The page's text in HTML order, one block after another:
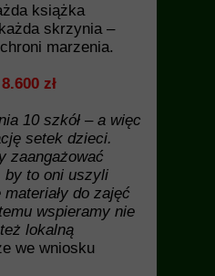
książka
skrzynia –
marzenia.
8.600 zł
10 szkół – a więc
setek dzieci.
zaangażować
by to oni uszyli
do zajęć
wspieramy nie
lokalną
we wniosku